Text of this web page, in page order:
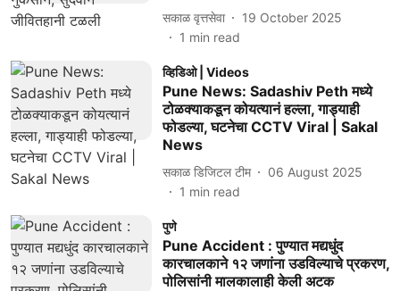
सकाळ वृत्तसेवा
19 October 2025
1 min read
व्हिडिओ | Videos
Pune News: Sadashiv Peth मध्ये
टोळक्याकडून कोयत्यानं हल्ला, गाड्याही
फोडल्या, घटनेचा CCTV Viral | Sakal
News
सकाळ डिजिटल टीम
06 August 2025
1 min read
पुणे
Pune Accident : पुण्यात मद्यधुंद
कारचालकाने १२ जणांना उडविल्याचे प्रकरण,
पोलिसांनी मालकालाही केली अटक